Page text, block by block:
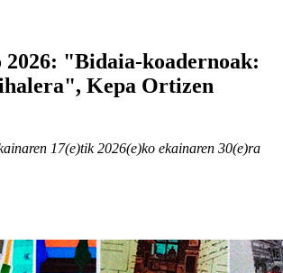
"Bidaia-koadernoak:
Kepa Ortizen
17(e)tik 2026(e)ko ekainaren 30(e)ra